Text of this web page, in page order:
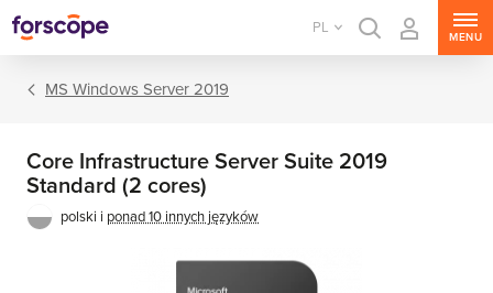
PL
MENU
MS Windows Server 2019
Core Infrastructure Server Suite 2019
Standard (2 cores)
polski i ponad 10 innych języków